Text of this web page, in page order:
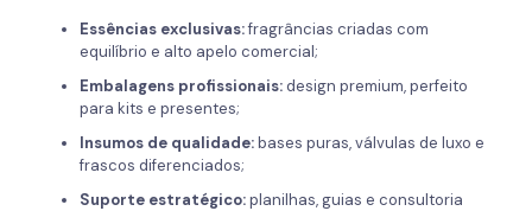
Essências exclusivas:fragrâncias criadas com
equilíbrio e alto apelo comercial;
Embalagens profissionais:design premium, perfeito
para kits e presentes;
Insumos de qualidade:bases puras, válvulas de luxo e
frascos diferenciados;
Suporte estratégico:planilhas, guias e consultoria